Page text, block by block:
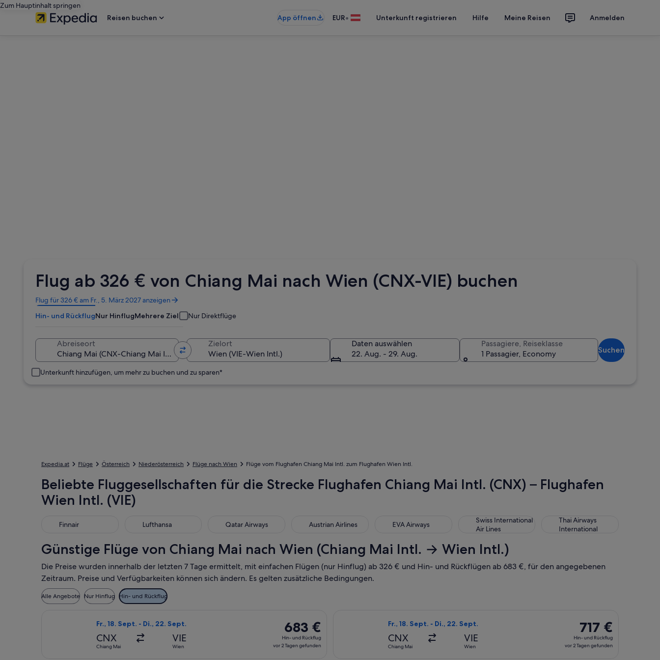
Zum Hauptinhalt springen
Reisen buchen
App öffnen EUR• Unterkunft registrieren Hilfe Meine Reisen Anmelden
Flug ab 326 € von Chiang Mai nach Wien (CNX-VIE) buchen
Flug für 326 € am Fr., 5. März 2027 anzeigen
Wird
in
einem
geöffnet
Hin- und RückflugNur HinflugMehrere Ziele Nur Direktflüge
Abreiseort Zielort
Daten auswählen
22. Aug. - 29. Aug.
Passagiere, Reiseklasse
1 Passagier, Economy
Suchen
Unterkunft hinzufügen, um mehr zu buchen und zu sparen*
Expedia.at Flüge Österreich Niederösterreich Flüge nach Wien Flüge vom Flughafen Chiang Mai Intl. zum Flughafen Wien Intl.
Beliebte Fluggesellschaften für die Strecke Flughafen Chiang Mai Intl. (CNX) – Flughafen
Wien Intl. (VIE)
Finnair
Finnair Lufthansa
Lufthansa Qatar Airways
Qatar Airways Austrian Airlines
Austrian Airlines EVA Airways
EVA Airways
Swiss International
Air Lines
Swiss International Air Lines
Thai Airways
International
Thai Airways International
Günstige Flüge von Chiang Mai nach Wien (Chiang Mai Intl. → Wien Intl.)
Die Preise wurden innerhalb der letzten 7 Tage ermittelt, mit einfachen Flügen (nur Hinflug) ab 326 € und Hin- und Rückflügen ab 683 €, für den angegebenen
Zeitraum. Preise und Verfügbarkeiten können sich ändern. Es gelten zusätzliche Bedingungen.
Alle Angebote Nur Hinflug Hin- und Rückflug
Fr., 18. Sept. - Di., 22. Sept.
CNX
Chiang Mai
VIE
Wien
683 €
Hin-
und
683 €
Hin- und Rückflug
vor 2 Tagen gefunden
Fr., 18. Sept. - Di., 22. Sept.
CNX
Chiang Mai
VIE
Wien
717 €
Hin-
und
717 €
Hin- und Rückflug
vor 2 Tagen gefunden